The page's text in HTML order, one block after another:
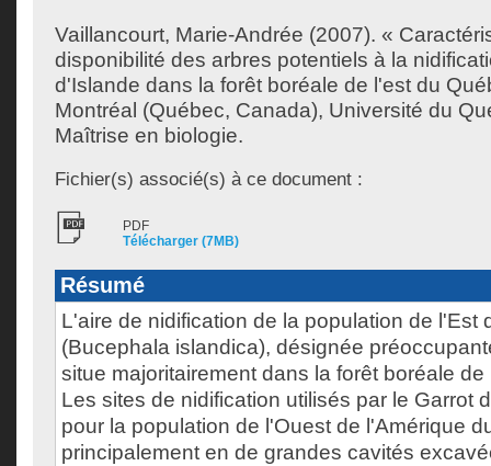
Vaillancourt, Marie-Andrée (2007). «
disponibilité des arbres potentiels à la
d'Islande dans la forêt boréale de l'est du
Montréal (Québec, Canada), Université du
Maîtrise en biologie.
Fichier(s) associé(s) à ce document :
PDF
Télécharger (7MB)
Résumé
L'aire de nidification de la population de l'Est
(Bucephala islandica), désignée
situe majoritairement dans la forêt boréale
Les sites de nidification utilisés par le Garrot
pour la population de l'Ouest de l'Amérique
principalement en de grandes cavités